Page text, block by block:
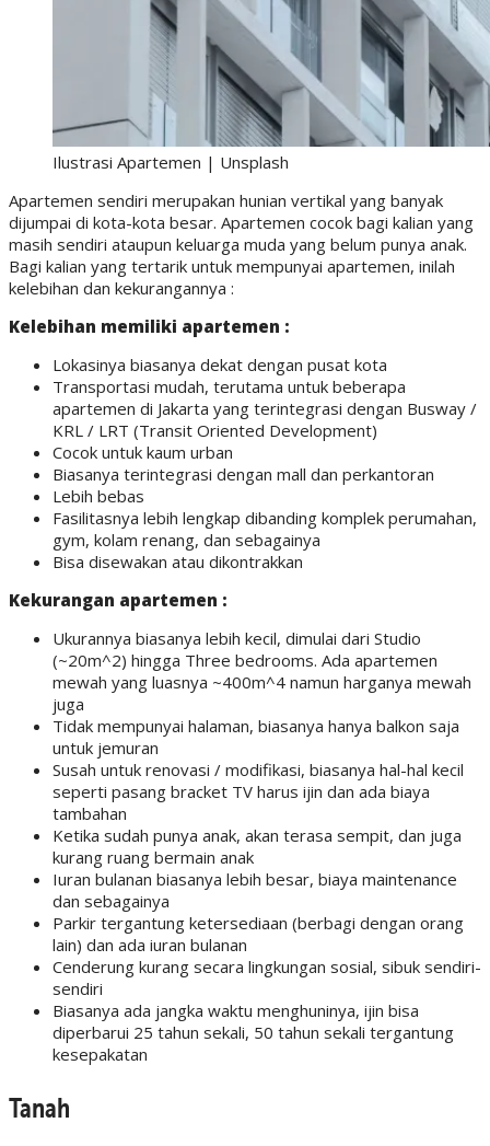
Ilustrasi Apartemen | Unsplash
Apartemen sendiri merupakan hunian vertikal yang banyak
dijumpai di kota-kota besar. Apartemen cocok bagi kalian yang
masih sendiri ataupun keluarga muda yang belum punya anak.
Bagi kalian yang tertarik untuk mempunyai apartemen, inilah
kelebihan dan kekurangannya :
Kelebihan memiliki apartemen :
Lokasinya biasanya dekat dengan pusat kota
Transportasi mudah, terutama untuk beberapa
apartemen di Jakarta yang terintegrasi dengan Busway /
KRL / LRT (Transit Oriented Development)
Cocok untuk kaum urban
Biasanya terintegrasi dengan mall dan perkantoran
Lebih bebas
Fasilitasnya lebih lengkap dibanding komplek perumahan,
gym, kolam renang, dan sebagainya
Bisa disewakan atau dikontrakkan
Kekurangan apartemen :
Ukurannya biasanya lebih kecil, dimulai dari Studio
(~20m^2) hingga Three bedrooms. Ada apartemen
mewah yang luasnya ~400m^4 namun harganya mewah
juga
Tidak mempunyai halaman, biasanya hanya balkon saja
untuk jemuran
Susah untuk renovasi / modifikasi, biasanya hal-hal kecil
seperti pasang bracket TV harus ijin dan ada biaya
tambahan
Ketika sudah punya anak, akan terasa sempit, dan juga
kurang ruang bermain anak
Iuran bulanan biasanya lebih besar, biaya maintenance
dan sebagainya
Parkir tergantung ketersediaan (berbagi dengan orang
lain) dan ada iuran bulanan
Cenderung kurang secara lingkungan sosial, sibuk sendiri-
sendiri
Biasanya ada jangka waktu menghuninya, ijin bisa
diperbarui 25 tahun sekali, 50 tahun sekali tergantung
kesepakatan
Tanah